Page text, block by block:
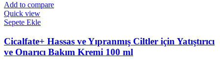
Add to compare
Quick view
Sepete Ekle
Cicalfate+ Hassas ve Yıpranmış Ciltler için Yatıştırıcı
ve Onarıcı Bakım Kremi 100 ml